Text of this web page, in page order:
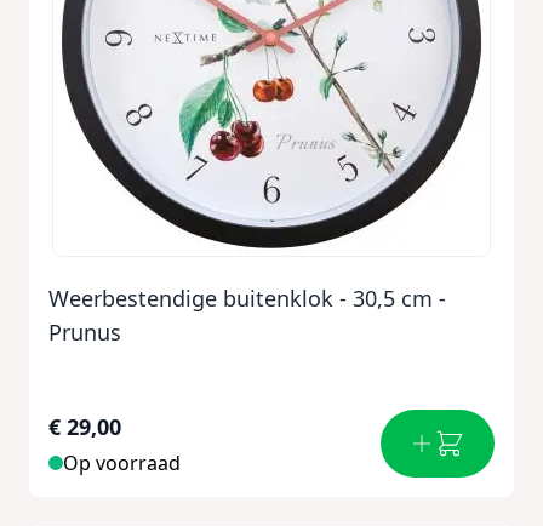
Weerbestendige buitenklok - 30,5 cm -
Prunus
€ 29,00
Op voorraad